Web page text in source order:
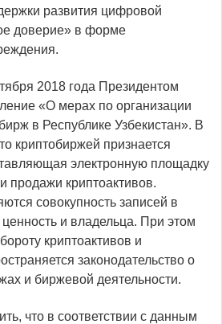
развития цифровой
доверие» в форме
2018 года Президентом
«О мерах по организации
в Республике Узбекистан». В
криптобиржей признается
электронную площадку
продажи криптоактивов.
совокупность записей в
и владельца. При этом
криптоактивов и
законодательство о
и биржевой деятельности.
что в соответствии с данным